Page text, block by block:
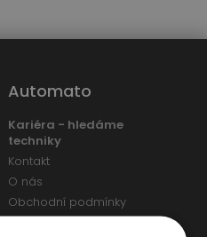
Automato
Kariéra - hledáme
techniky
Kontakt
O nás
Obchodní podmínky